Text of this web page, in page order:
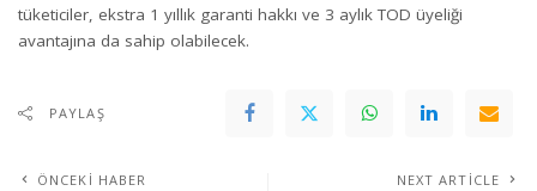
tüketiciler, ekstra 1 yıllık garanti hakkı ve 3 aylık TOD üyeliği
avantajına da sahip olabilecek.
PAYLAŞ
ÖNCEKI HABER NEXT ARTICLE